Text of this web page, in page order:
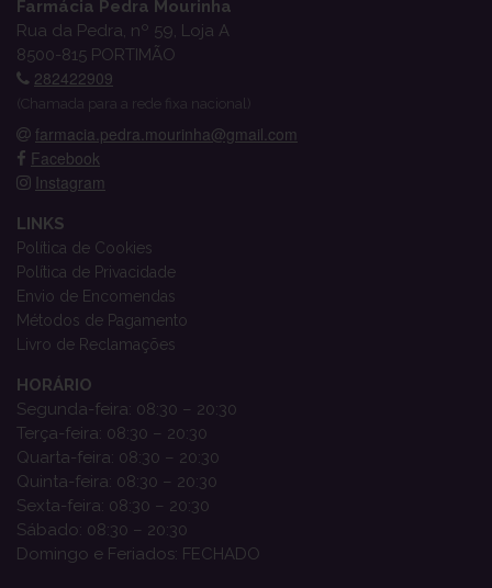
Farmácia Pedra Mourinha
Rua da Pedra, nº 59, Loja A
8500-815 PORTIMÃO
282422909
(Chamada para a rede fixa nacional)
farmacia.pedra.mourinha@gmail.com
Facebook
Instagram
LINKS
Política de Cookies
Política de Privacidade
Envio de Encomendas
Métodos de Pagamento
Livro de Reclamações
HORÁRIO
Segunda-feira: 08:30 – 20:30
Terça-feira: 08:30 – 20:30
Quarta-feira: 08:30 – 20:30
Quinta-feira: 08:30 – 20:30
Sexta-feira: 08:30 – 20:30
Sábado: 08:30 – 20:30
Domingo e Feriados: FECHADO